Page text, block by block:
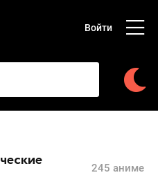
Войти
245 аниме